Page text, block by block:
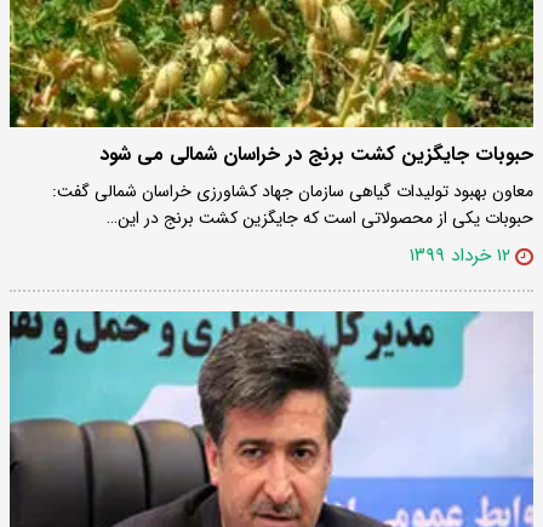
حبوبات جایگزین کشت برنج در خراسان شمالی می شود
معاون بهبود تولیدات گیاهی سازمان جهاد کشاورزی خراسان شمالی گفت:
حبوبات یکی از محصولاتی است که جایگزین کشت برنج در این…
۱۲ خرداد ۱۳۹۹